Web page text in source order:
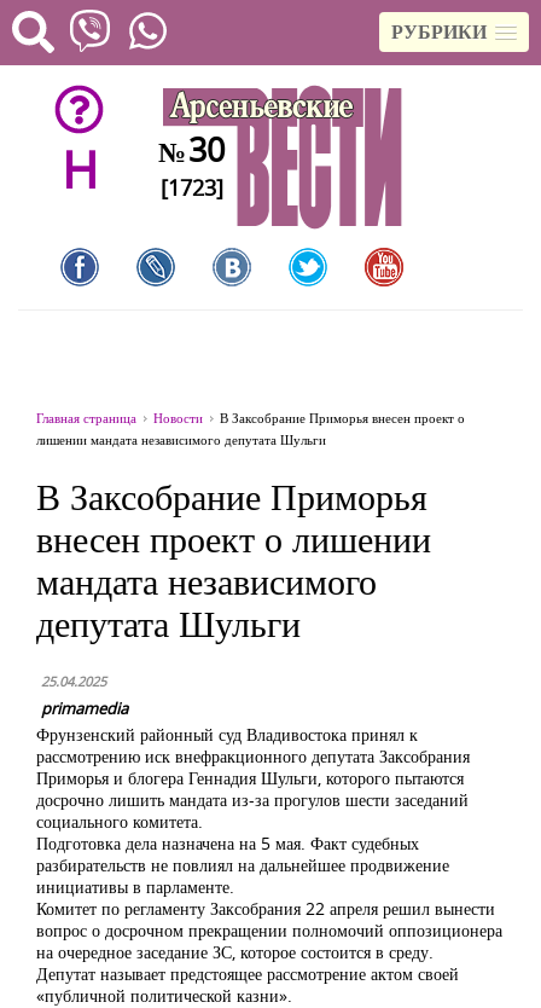
РУБРИКИ
H №30
[1723]
Главная страница Новости
В Заксобрание Приморья внесен проект о
лишении мандата независимого депутата Шульги
В Заксобрание Приморья
внесен проект о лишении
мандата независимого
депутата Шульги
25.04.2025
primamedia
Фрунзенский районный суд Владивостока принял к
рассмотрению иск внефракционного депутата Заксобрания
Приморья и блогера Геннадия Шульги, которого пытаются
досрочно лишить мандата из-за прогулов шести заседаний
социального комитета.
Подготовка дела назначена на 5 мая. Факт судебных
разбирательств не повлиял на дальнейшее продвижение
инициативы в парламенте.
Комитет по регламенту Заксобрания 22 апреля решил вынести
вопрос о досрочном прекращении полномочий оппозиционера
на очередное заседание ЗС, которое состоится в среду.
Депутат называет предстоящее рассмотрение актом своей
«публичной политической казни».